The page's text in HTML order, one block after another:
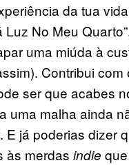
da tua
No Meu
uma miúda à
Contribui
ser que acabes
uma malha ainda
já poderias dizer
às merdas indie